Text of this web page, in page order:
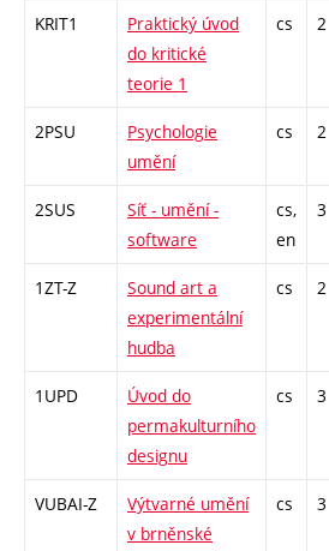
KRIT1
Praktický úvod
do kritické
teorie 1
cs 2
2PSU
Psychologie
umění
cs 2
2SUS
Síť - umění -
software
cs,
en
3
1ZT-Z
Sound art a
experimentální
hudba
cs 2
1UPD
Úvod do
permakulturního
designu
cs 3
VUBAI-Z
Výtvarné umění
v brněnské
cs 3